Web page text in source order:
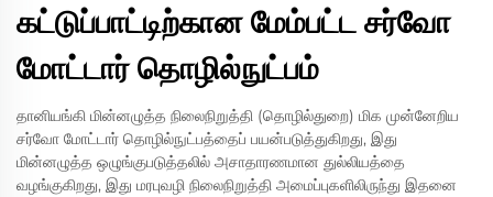
கட்டுப்பாட்டிற்கான மேம்பட்ட சர்வோ
மோட்டார் தொழில்நுட்பம்
தானியங்கி மின்னழுத்த நிலைநிறுத்தி (தொழில்துறை) மிக முன்னேறிய
சர்வோ மோட்டார் தொழில்நுட்பத்தைப் பயன்படுத்துகிறது, இது
மின்னழுத்த ஒழுங்குபடுத்தலில் அசாதாரணமான துல்லியத்தை
வழங்குகிறது, இது மரபுவழி நிலைநிறுத்தி அமைப்புகளிலிருந்து இதனை